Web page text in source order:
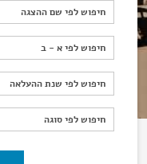
חיפוש לפי שם ההצגה
חיפוש לפי א - ב
חיפוש לפי א - ב
חיפוש לפי שנת ההעלאה
חיפוש לפי שנת ההעלאה
חיפוש לפי סוגה
חיפוש לפי סוגה